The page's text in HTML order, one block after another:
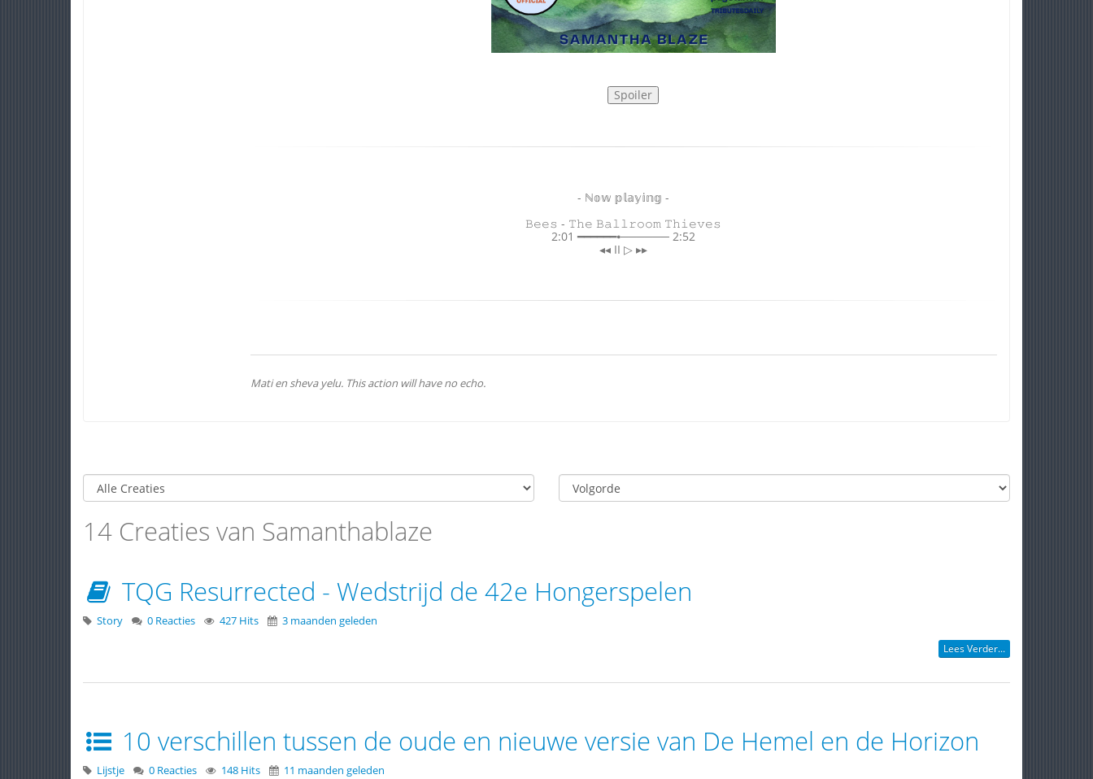
- ℕ𝕠𝕨 𝕡𝕝𝕒𝕪𝕚𝕟𝕘 -
𝙱𝚎𝚎𝚜 - 𝚃𝚑𝚎 𝙱𝚊𝚕𝚕𝚛𝚘𝚘𝚖 𝚃𝚑𝚒𝚎𝚟𝚎𝚜
2:01 ━━━━━━⦁────── 2:52
◂◂ II ▷ ▸▸
Mati en sheva yelu. This action will have no echo.
14 Creaties van Samanthablaze
TQG Resurrected - Wedstrijd de 42e Hongerspelen
Story 0 Reacties 427 Hits 3 maanden geleden
Lees Verder...
10 verschillen tussen de oude en nieuwe versie van De Hemel en de Horizon
Lijstje 0 Reacties 148 Hits 11 maanden geleden